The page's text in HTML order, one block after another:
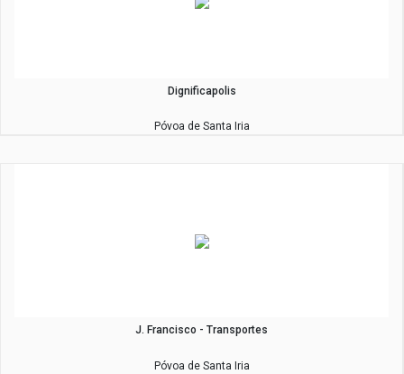
Dignificapolis
Póvoa de Santa Iria
J. Francisco - Transportes
Póvoa de Santa Iria